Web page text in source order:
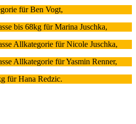
für Ben Vogt,
bis 68kg für Marina Juschka,
Allkategorie für Nicole Juschka,
Allkategorie für Yasmin Renner,
für Hana Redzic.